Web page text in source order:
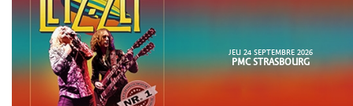
JEU 24 SEPTEMBRE 2026
PMC STRASBOURG